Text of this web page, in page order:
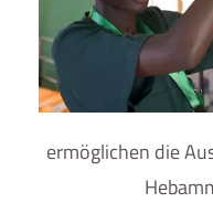
ermöglichen die